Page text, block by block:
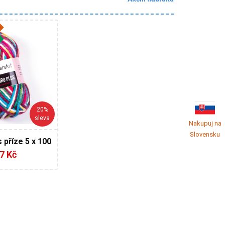
Nakupuj na
Slovensku
Vlna - 28%
Akryl
110
5
20%
sleva
příze 5 x 100
Kč